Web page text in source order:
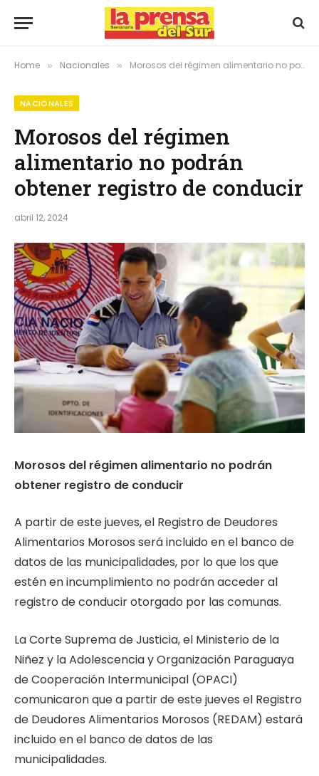
Home » Nacionales » Morosos del régimen alimentario no podrán obtener registro de conducir
NACIONALES
Morosos del régimen
alimentario no podrán
obtener registro de conducir
abril 12, 2024
Morosos del régimen alimentario no podrán
obtener registro de conducir
A partir de este jueves, el Registro de Deudores
Alimentarios Morosos será incluido en el banco de
datos de las municipalidades, por lo que los que
estén en incumplimiento no podrán acceder al
registro de conducir otorgado por las comunas.
La Corte Suprema de Justicia, el Ministerio de la
Niñez y la Adolescencia y Organización Paraguaya
de Cooperación Intermunicipal (OPACI)
comunicaron que a partir de este jueves el Registro
de Deudores Alimentarios Morosos (REDAM) estará
incluido en el banco de datos de las
municipalidades.